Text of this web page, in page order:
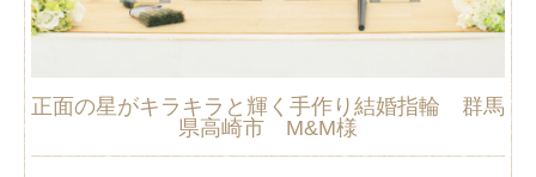
正面の星がキラキラと輝く手作り結婚指輪 群馬
県高崎市 M&M様